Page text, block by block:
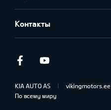
Контакты
Facebook
KIA AUTO AS vikingmotors.ee
По всему миру